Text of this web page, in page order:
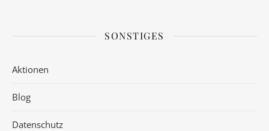
SONSTIGES
Aktionen
Blog
Datenschutz